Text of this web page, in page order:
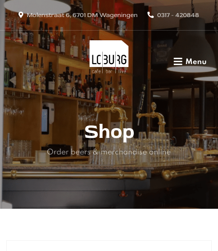
Molenstraat 6, 6701 DM Wageningen 0317 - 420848
Menu
Shop
Order beers & merchandise online